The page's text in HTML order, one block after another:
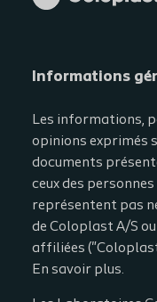
Informations
Les informations,
opinions exprimés
documents
ceux des
représentent pas
de Coloplast A/S
affiliées
En savoir plus.